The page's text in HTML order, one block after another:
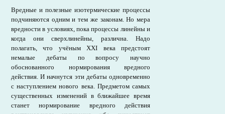
Вредные и полезные изотермические процессы
подчиняются одним и тем же законам. Но мера
вредности в условиях, пока процессы линейны и
когда они сверхлинейны, различна. Надо
полагать, что учёным ХХI века предстоят
немалые дебаты по вопросу научно
обоснованного нормирования вредного
действия. И начнутся эти дебаты одновременно
с наступлением нового века. Предметом самых
существенных изменений в ближайшее время
станет нормирование вредного действия